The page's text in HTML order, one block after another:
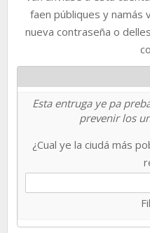
faen públiques y namás
nueva contraseña o
Esta entruga ye pa
prevenir los
¿Cual ye la ciudá más